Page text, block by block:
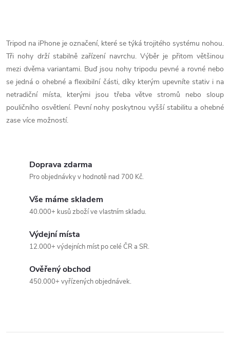
v
l
á
d
a
Tripod na iPhone je označení, které se týká trojitého systému nohou.
Tři nohy drží stabilně zařízení navrchu. Výběr je přitom většinou
mezi dvěma variantami. Buď jsou nohy tripodu pevné a rovné nebo
se jedná o ohebné a flexibilní části, díky kterým upevníte stativ i na
netradiční místa, kterými jsou třeba větve stromů nebo sloup
pouličního osvětlení. Pevní nohy poskytnou vyšší stabilitu a ohebné
zase více možností.
Doprava zdarma
Pro objednávky v hodnotě nad 700 Kč.
Vše máme skladem
40.000+ kusů zboží ve vlastním skladu.
Výdejní místa
12.000+ výdejních míst po celé ČR a SR.
Ověřený obchod
450.000+ vyřízených objednávek.